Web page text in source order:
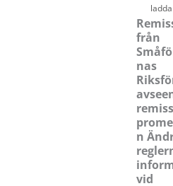
från
nas
n
vid